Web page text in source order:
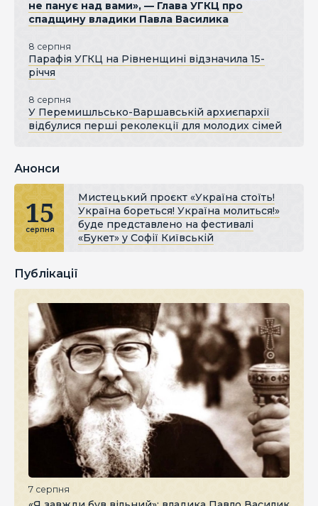
не панує над вами», — Глава УГКЦ про
спадщину владики Павла Василика
8 серпня
Парафія УГКЦ на Рівненщині відзначила 15-
річчя
8 серпня
У Перемишльсько-Варшавській архиєпархії
відбулися перші реколекції для молодих сімей
Анонси
15
серпня
Мистецький проєкт «Україна стоїть!
Україна бореться! Україна молиться!»
буде представлено на фестивалі
«Букет» у Софії Київській
Публікації
7 серпня